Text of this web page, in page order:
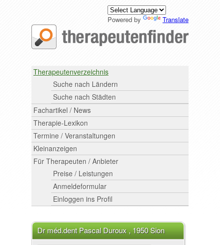
Powered by Translate
Therapeutenverzeichnis
Suche nach Ländern
Suche nach Städten
Fachartikel / News
Therapie-Lexikon
Termine / Veranstaltungen
Kleinanzeigen
Für Therapeuten / Anbieter
Preise / Leistungen
Anmeldeformular
Einloggen ins Profil
Dr méd.dent Pascal Duroux , 1950 Sion